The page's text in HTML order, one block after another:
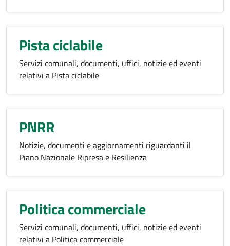
Pista ciclabile
Servizi comunali, documenti, uffici, notizie ed eventi
relativi a Pista ciclabile
PNRR
Notizie, documenti e aggiornamenti riguardanti il
Piano Nazionale Ripresa e Resilienza
Politica commerciale
Servizi comunali, documenti, uffici, notizie ed eventi
relativi a Politica commerciale